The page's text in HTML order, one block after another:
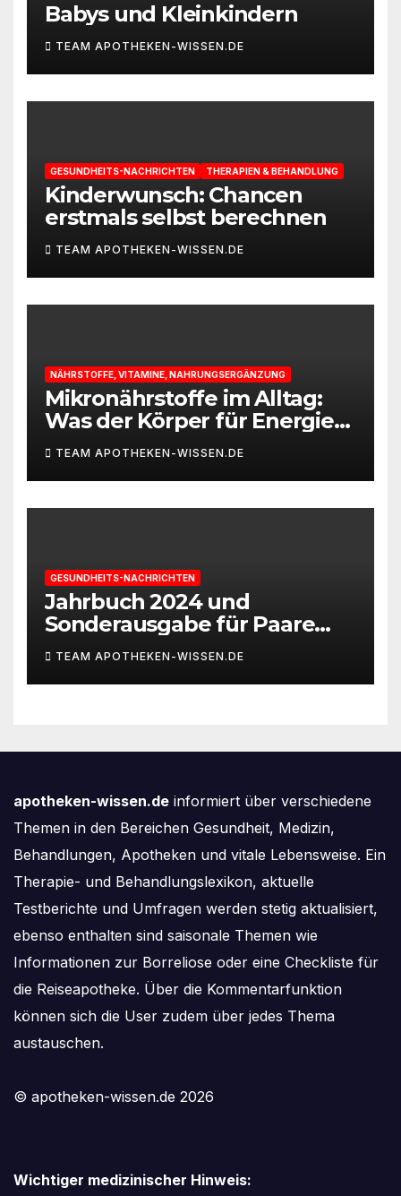
Babys und Kleinkindern
TEAM APOTHEKEN-WISSEN.DE
GESUNDHEITS-NACHRICHTEN THERAPIEN & BEHANDLUNG
Kinderwunsch: Chancen
erstmals selbst berechnen
TEAM APOTHEKEN-WISSEN.DE
NÄHRSTOFFE, VITAMINE, NAHRUNGSERGÄNZUNG
Mikronährstoffe im Alltag:
Was der Körper für Energie
und Leistungsfähigkeit
braucht
TEAM APOTHEKEN-WISSEN.DE
GESUNDHEITS-NACHRICHTEN
Jahrbuch 2024 und
Sonderausgabe für Paare
des Deutschen IVF-Registers:
Zahl der Mehrlingsgeburten
nach
TEAM APOTHEKEN-WISSEN.DE
apotheken-wissen.de informiert über verschiedene
Themen in den Bereichen Gesundheit, Medizin,
Behandlungen, Apotheken und vitale Lebensweise. Ein
Therapie- und Behandlungslexikon, aktuelle
Testberichte und Umfragen werden stetig aktualisiert,
ebenso enthalten sind saisonale Themen wie
Informationen zur Borreliose oder eine Checkliste für
die Reiseapotheke. Über die Kommentarfunktion
können sich die User zudem über jedes Thema
austauschen.
© apotheken-wissen.de 2026
Wichtiger medizinischer Hinweis: